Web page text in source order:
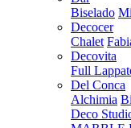
Biselado
Decocer
Chalet
Decovita
Full
Del Conca
Alchimia
Deco